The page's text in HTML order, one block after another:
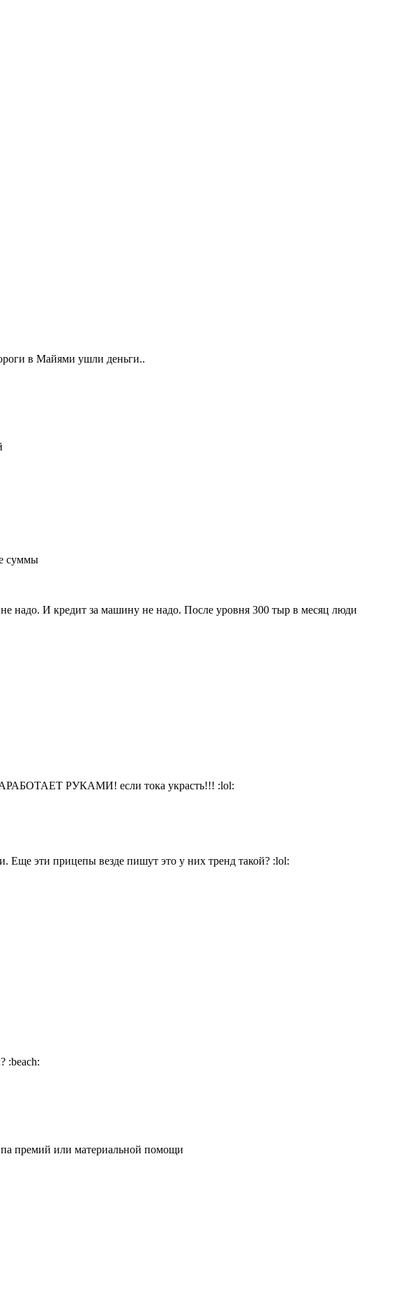
в Майями ушли деньги..
суммы
надо. И кредит за машину не надо. После уровня 300 тыр в месяц люди
РУКАМИ! если тока украсть!!! :lol:
Еще эти прицепы везде пишут это у них тренд такой? :lol:
:beach:
премий или материальной помощи